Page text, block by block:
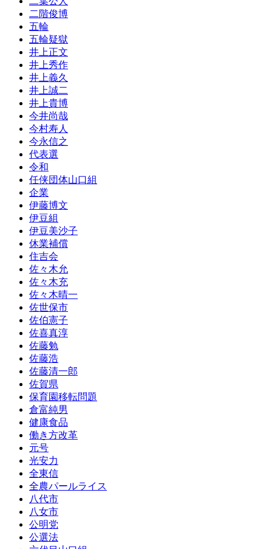
二階俊博
五輪
五輪疑獄
井上正文
井上秀作
井上義久
井上誠二
井上貴博
今井尚哉
今村寿人
今永信之
代表選
令和
任侠団体山口組
企業
伊藤博文
伊豆組
伊豆美沙子
休業補償
住吉会
佐々木允
佐々木充
佐々木晴一
佐世保市
佐伯憲子
佐喜真淳
佐藤勉
佐藤浩
佐藤清一郎
佐賀県
保育園移転問題
倉富純男
健康食品
働き方改革
元号
光安力
全東信
全農パールライス
八代市
八女市
公明党
公選法